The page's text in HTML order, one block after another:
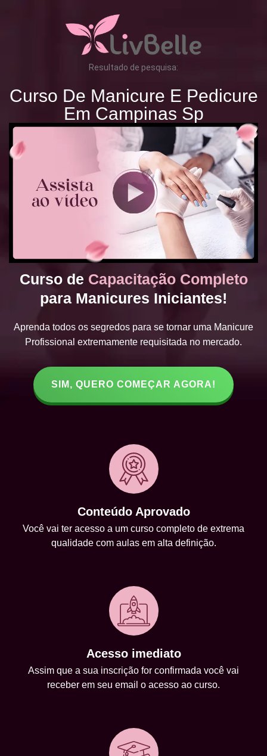
Resultado de pesquisa:
Curso De Manicure E Pedicure
Em Campinas Sp
Curso de Capacitação Completo
para Manicures Iniciantes!
Aprenda todos os segredos para se tornar uma Manicure
Profissional extremamente requisitada no mercado.
SIM, QUERO COMEÇAR AGORA!
Conteúdo Aprovado
Você vai ter acesso a um curso completo de extrema
qualidade com aulas em alta definição.
Acesso imediato
Assim que a sua inscrição for confirmada você vai
receber em seu email o acesso ao curso.